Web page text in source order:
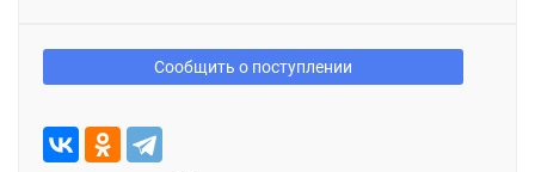
Сообщить о поступлении